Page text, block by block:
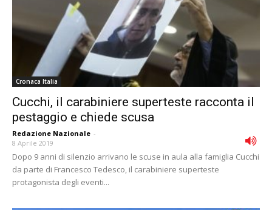
Cronaca Italia
Cucchi, il carabiniere superteste racconta il
pestaggio e chiede scusa
Redazione Nazionale -
8 Aprile 2019
Dopo 9 anni di silenzio arrivano le scuse in aula alla famiglia Cucchi
da parte di Francesco Tedesco, il carabiniere superteste
protagonista degli eventi...